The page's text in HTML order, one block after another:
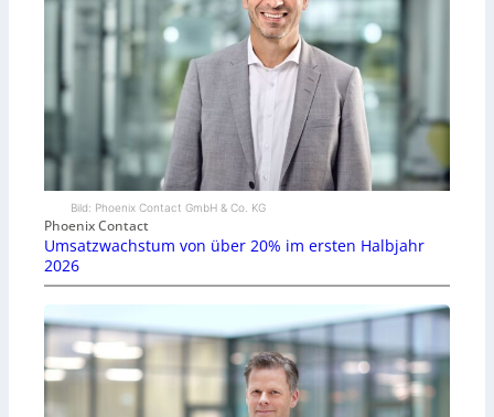
Bild: Phoenix Contact GmbH & Co. KG
Phoenix Contact
Umsatzwachstum von über 20% im ersten Halbjahr
2026